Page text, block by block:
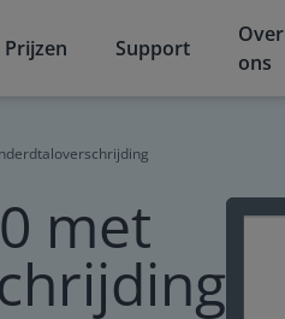
Prijzen Support
Over
ons
met